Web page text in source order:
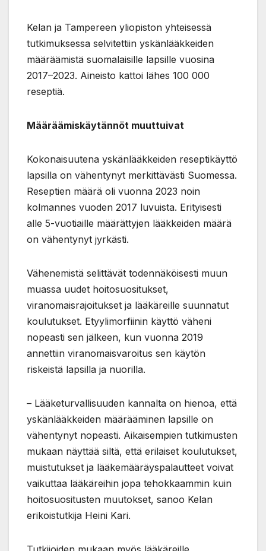
Kelan ja Tampereen yliopiston yhteisessä
tutkimuksessa selvitettiin yskänlääkkeiden
määräämistä suomalaisille lapsille vuosina
2017–2023. Aineisto kattoi lähes 100 000
reseptiä.
Määräämiskäytännöt muuttuivat
Kokonaisuutena yskänlääkkeiden reseptikäyttö
lapsilla on vähentynyt merkittävästi Suomessa.
Reseptien määrä oli vuonna 2023 noin
kolmannes vuoden 2017 luvuista. Erityisesti
alle 5-vuotiaille määrättyjen lääkkeiden määrä
on vähentynyt jyrkästi.
Vähenemistä selittävät todennäköisesti muun
muassa uudet hoitosuositukset,
viranomaisrajoitukset ja lääkäreille suunnatut
koulutukset. Etyylimorfiinin käyttö väheni
nopeasti sen jälkeen, kun vuonna 2019
annettiin viranomaisvaroitus sen käytön
riskeistä lapsilla ja nuorilla.
– Lääketurvallisuuden kannalta on hienoa, että
yskänlääkkeiden määrääminen lapsille on
vähentynyt nopeasti. Aikaisempien tutkimusten
mukaan näyttää siltä, että erilaiset koulutukset,
muistutukset ja lääkemääräyspalautteet voivat
vaikuttaa lääkäreihin jopa tehokkaammin kuin
hoitosuositusten muutokset, sanoo Kelan
erikoistutkija Heini Kari.